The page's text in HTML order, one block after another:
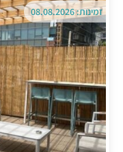
זמינות: 08.08.2026